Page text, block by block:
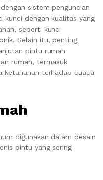
sistem penguncian
kunci dengan kualitas yang
seperti kunci
Selain itu, penting
pintu rumah
rumah, termasuk
ketahanan terhadap cuaca
digunakan dalam desain
pintu yang sering